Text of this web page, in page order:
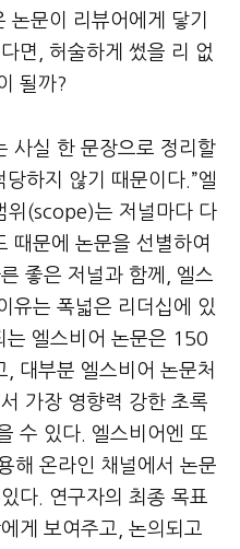
문이 리뷰어에게 닿기
면, 허술하게 썼을 리 없
될까?
사실 한 문장으로 정리할
하지 않기 때문이다.”엘
위(scope)는 저널마다 다
때문에 논문을 선별하여
좋은 저널과 함께, 엘스
유는 폭넓은 리더십에 있
엘스비어 논문은 150
대부분 엘스비어 논문처
가장 영향력 강한 초록
수 있다. 엘스비어엔 또
해 온라인 채널에서 논문
다. 연구자의 최종 목표
게 보여주고, 논의되고